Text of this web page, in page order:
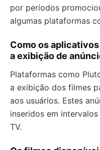
por períodos
algumas plataformas
Como os
a exibição de
Plataformas como
a exibição dos filmes
aos usuários. Estes
inseridos em
TV.